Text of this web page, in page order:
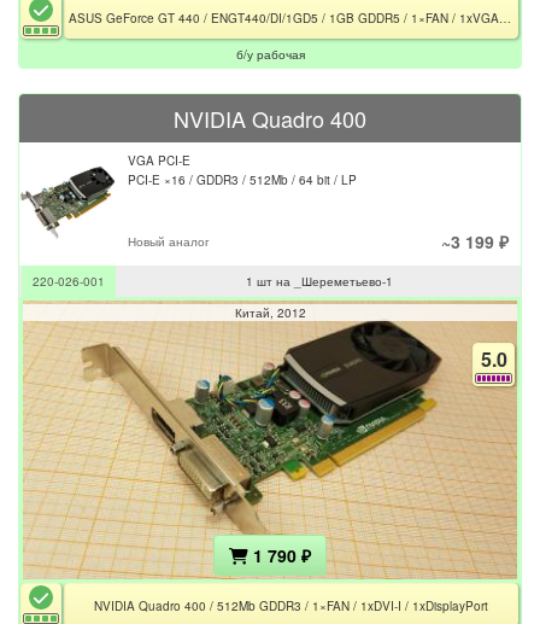
ASUS GeForce GT 440 / ENGT440/DI/1GD5 / 1GB GDDR5 / 1×FAN / 1xVGA / 1xHDMI / DVI-I
б/у рабочая
NVIDIA Quadro 400
VGA PCI-E
PCI-E ×16 / GDDR3 / 512Mb / 64 bit / LP
Новый аналог ~3 199 ₽
220-026-001
1 шт на _Шереметьево-1
Китай 2012
5.0
1 790 ₽
NVIDIA Quadro 400 / 512Mb GDDR3 / 1×FAN / 1xDVI-I / 1xDisplayPort